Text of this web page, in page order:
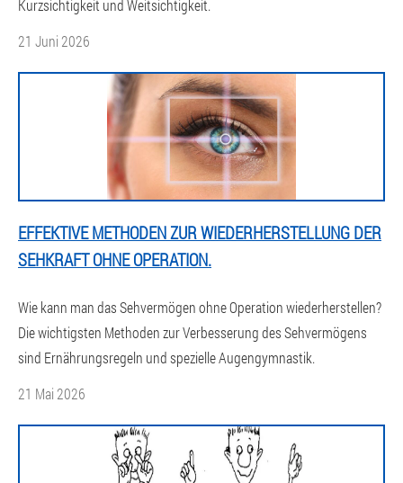
Kurzsichtigkeit und Weitsichtigkeit.
21 Juni 2026
EFFEKTIVE METHODEN ZUR WIEDERHERSTELLUNG DER
SEHKRAFT OHNE OPERATION.
Wie kann man das Sehvermögen ohne Operation wiederherstellen?
Die wichtigsten Methoden zur Verbesserung des Sehvermögens
sind Ernährungsregeln und spezielle Augengymnastik.
21 Mai 2026